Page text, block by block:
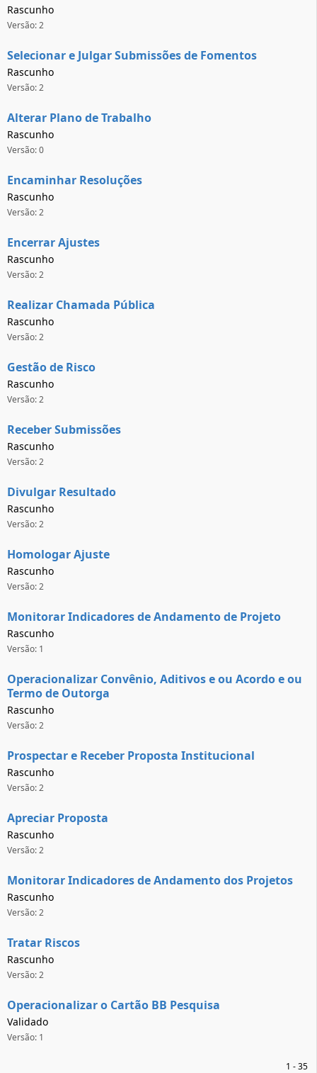
Rascunho
Versão: 2
Selecionar e Julgar Submissões de Fomentos
Rascunho
Versão: 2
Alterar Plano de Trabalho
Rascunho
Versão: 0
Encaminhar Resoluções
Rascunho
Versão: 2
Encerrar Ajustes
Rascunho
Versão: 2
Realizar Chamada Pública
Rascunho
Versão: 2
Gestão de Risco
Rascunho
Versão: 2
Receber Submissões
Rascunho
Versão: 2
Divulgar Resultado
Rascunho
Versão: 2
Homologar Ajuste
Rascunho
Versão: 2
Monitorar Indicadores de Andamento de Projeto
Rascunho
Versão: 1
Operacionalizar Convênio, Aditivos e ou Acordo e ou
Termo de Outorga
Rascunho
Versão: 2
Prospectar e Receber Proposta Institucional
Rascunho
Versão: 2
Apreciar Proposta
Rascunho
Versão: 2
Monitorar Indicadores de Andamento dos Projetos
Rascunho
Versão: 2
Tratar Riscos
Rascunho
Versão: 2
Operacionalizar o Cartão BB Pesquisa
Validado
Versão: 1
1 - 35